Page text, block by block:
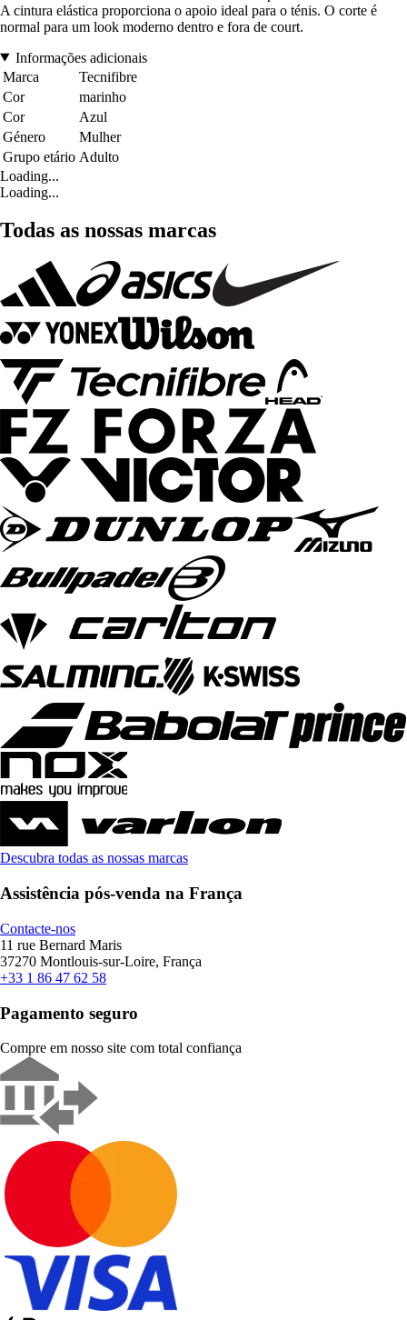
A cintura elástica proporciona o apoio ideal para o ténis. O corte é
normal para um look moderno dentro e fora de court.
Informações adicionais
Marca
Tecnifibre
Cor
marinho
Cor
Azul
Género
Mulher
Grupo etário Adulto
Loading...
Loading...
Todas as nossas marcas
Descubra todas as nossas marcas
Assistência pós-venda na França
Contacte-nos
11 rue Bernard Maris
37270 Montlouis-sur-Loire, França
+33 1 86 47 62 58
Pagamento seguro
Compre em nosso site com total confiança